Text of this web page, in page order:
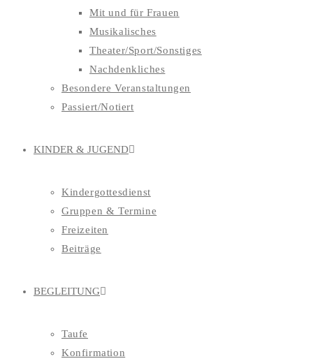
Mit und für Frauen
Musikalisches
Theater/Sport/Sonstiges
Nachdenkliches
Besondere Veranstaltungen
Passiert/Notiert
KINDER & JUGEND
Kindergottesdienst
Gruppen & Termine
Freizeiten
Beiträge
BEGLEITUNG
Taufe
Konfirmation